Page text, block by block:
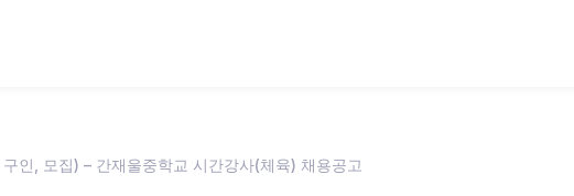
인, 모집) – 간재울중학교 시간강사(체육) 채용공고